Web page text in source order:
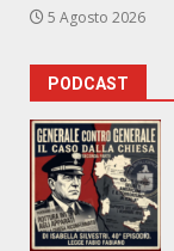
5 Agosto 2026
PODCAST